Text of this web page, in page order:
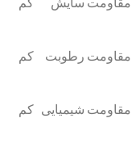
مقاومت رطوبت کم
مقاومت شیمیایی کم